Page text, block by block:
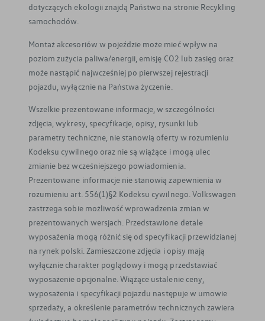
dotyczących ekologii znajdą Państwo na stronie Recykling
samochodów.
Montaż akcesoriów w pojeździe może mieć wpływ na
poziom zużycia paliwa/energii, emisję CO2 lub zasięg oraz
może nastąpić najwcześniej po pierwszej rejestracji
pojazdu, wyłącznie na Państwa życzenie.
Wszelkie prezentowane informacje, w szczególności
zdjęcia, wykresy, specyfikacje, opisy, rysunki lub
parametry techniczne, nie stanowią oferty w rozumieniu
Kodeksu cywilnego oraz nie są wiążące i mogą ulec
zmianie bez wcześniejszego powiadomienia.
Prezentowane informacje nie stanowią zapewnienia w
rozumieniu art. 556(1)§2 Kodeksu cywilnego. Volkswagen
zastrzega sobie możliwość wprowadzenia zmian w
prezentowanych wersjach. Przedstawione detale
wyposażenia mogą różnić się od specyfikacji przewidzianej
na rynek polski. Zamieszczone zdjęcia i opisy mają
wyłącznie charakter poglądowy i mogą przedstawiać
wyposażenie opcjonalne. Wiążące ustalenie ceny,
wyposażenia i specyfikacji pojazdu następuje w umowie
sprzedaży, a określenie parametrów technicznych zawiera